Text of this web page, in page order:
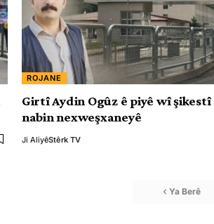
ROJANE
Girtî Aydin Ogûz ê piyê wî şikestî
nabin nexweşxaneyê
Ji AliyêStêrk TV
Ya Berê